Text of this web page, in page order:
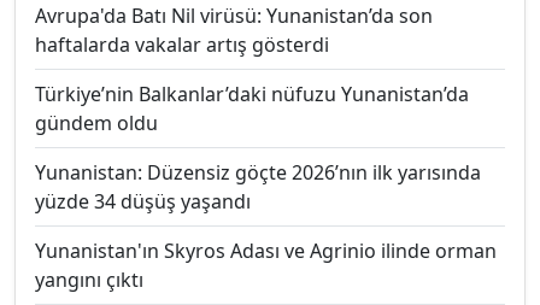
Avrupa'da Batı Nil virüsü: Yunanistan’da son
haftalarda vakalar artış gösterdi
Türkiye’nin Balkanlar’daki nüfuzu Yunanistan’da
gündem oldu
Yunanistan: Düzensiz göçte 2026’nın ilk yarısında
yüzde 34 düşüş yaşandı
Yunanistan'ın Skyros Adası ve Agrinio ilinde orman
yangını çıktı